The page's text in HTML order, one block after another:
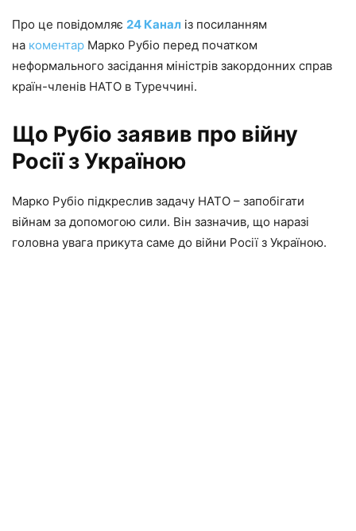
Про це повідомляє 24 Канал із посиланням
на коментар Марко Рубіо перед початком
неформального засідання міністрів закордонних справ
країн-членів НАТО в Туреччині.
Що Рубіо заявив про війну
Росії з Україною
Марко Рубіо підкреслив задачу НАТО – запобігати
війнам за допомогою сили. Він зазначив, що наразі
головна увага прикута саме до війни Росії з Україною.